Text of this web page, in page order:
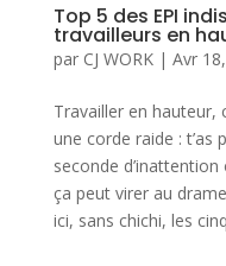
Top 5 des EPI
travailleurs en
par CJ WORK| Avr
Travailler en hauteur,
une corde raide : t’as
seconde
ça peut virer au
ici, sans chichi, les